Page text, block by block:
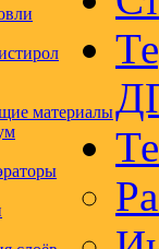
материалы